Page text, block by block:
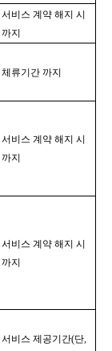
서비스 계약 해지 시
까지
체류기간 까지
서비스 계약 해지 시
까지
서비스 계약 해지 시
까지
서비스 제공기간(단 ,